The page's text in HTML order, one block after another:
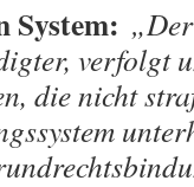
System:
verfolgt
die nicht